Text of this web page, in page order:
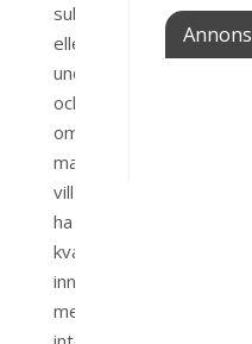
subdomäner
eller
underkataloger
också
om
man
vill
ha
kvar
innehållet
men
Annons